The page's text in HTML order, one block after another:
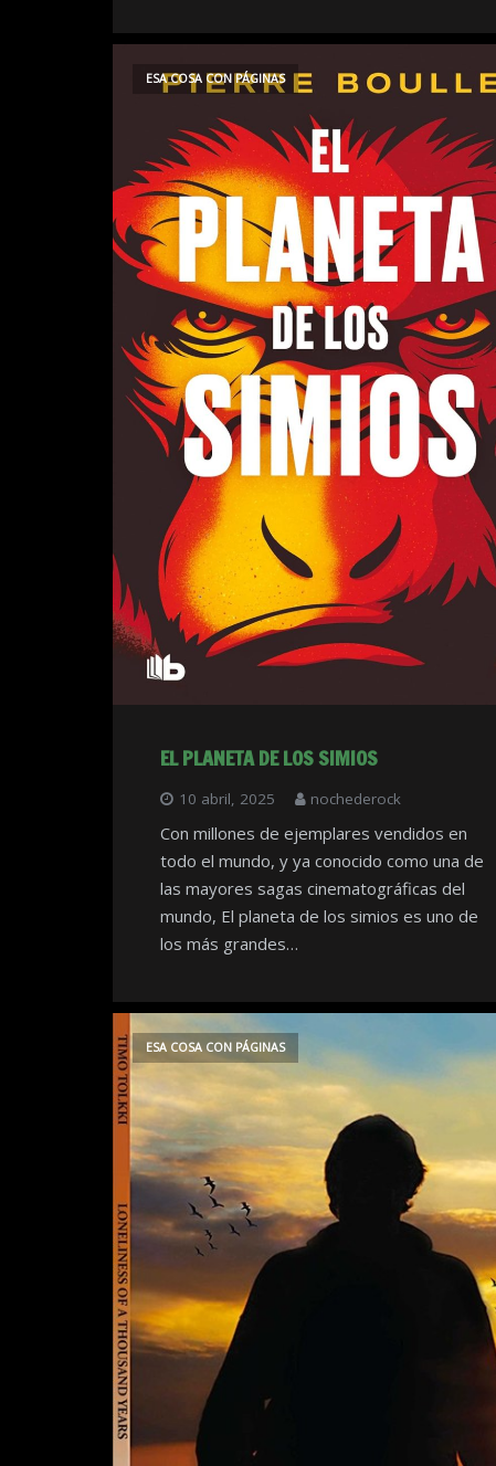
EL PLANETA DE LOS SIMIOS
10 abril, 2025 nochederock
ESA COSA CON PÁGINAS
Con millones de ejemplares vendidos en
todo el mundo, y ya conocido como una de
las mayores sagas cinematográficas del
mundo, El planeta de los simios es uno de
los más grandes…
ESA COSA CON PÁGINAS